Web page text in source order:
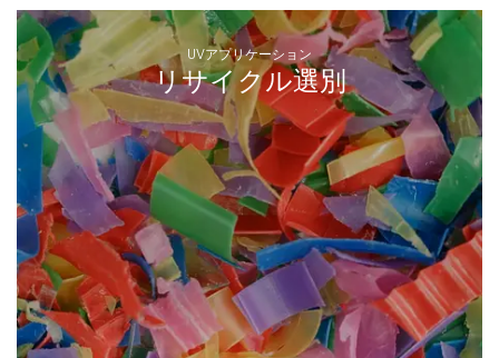
UVアプリケーション
リサイクル選別